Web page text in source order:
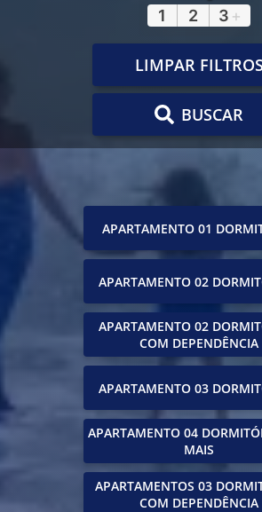
1 2 3 +
LIMPAR FILTROS
BUSCAR
APARTAMENTO 01
APARTAMENTO 02
APARTAMENTO 02
COM DEPENDÊNCIA
APARTAMENTO 03
APARTAMENTO 04
MAIS
APARTAMENTOS 03
COM DEPENDÊNCIA